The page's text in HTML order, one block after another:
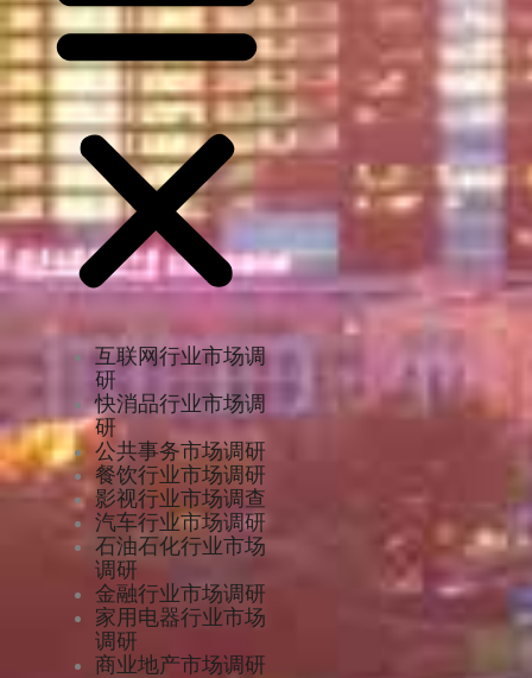
互联网行业市场调
研
快消品行业市场调
研
公共事务市场调研
餐饮行业市场调研
影视行业市场调查
汽车行业市场调研
石油石化行业市场
调研
金融行业市场调研
家用电器行业市场
调研
商业地产市场调研